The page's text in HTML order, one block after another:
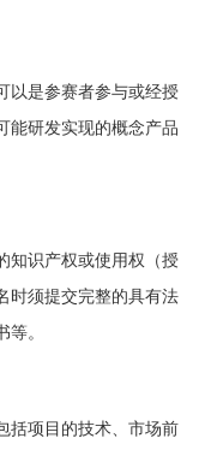
以是参赛者参与或经授
能研发实现的概念产品
知识产权或使用权（授
时须提交完整的具有法
。
括项目的技术、市场前